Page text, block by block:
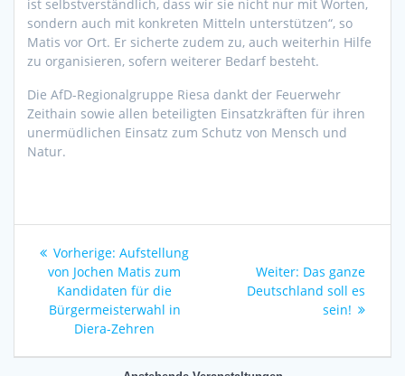
ist selbstverständlich, dass wir sie nicht nur mit Worten,
sondern auch mit konkreten Mitteln unterstützen“, so
Matis vor Ort. Er sicherte zudem zu, auch weiterhin Hilfe
zu organisieren, sofern weiterer Bedarf besteht.
Die AfD-Regionalgruppe Riesa dankt der Feuerwehr
Zeithain sowie allen beteiligten Einsatzkräften für ihren
unermüdlichen Einsatz zum Schutz von Mensch und
Natur.
Beitragsnavigation
Vorherige: Vorheriger
Beitrag:
Aufstellung
von Jochen Matis zum
Kandidaten für die
Bürgermeisterwahl in
Diera-Zehren
Weiter: Nächster
Beitrag:
Das ganze
Deutschland soll es
sein!